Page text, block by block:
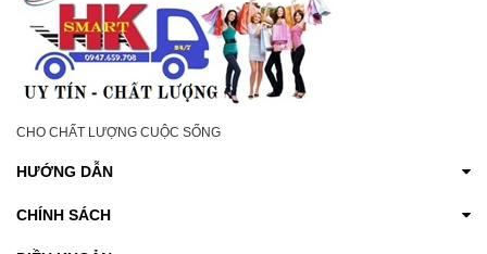
CHO CHẤT LƯỢNG CUỘC SỐNG
HƯỚNG DẪN
CHÍNH SÁCH